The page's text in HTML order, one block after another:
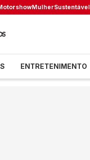
MulherSustentável
ENTRETENIMENTO